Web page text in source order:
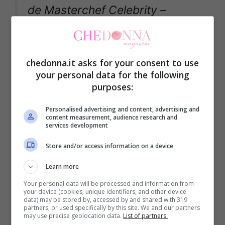
de Masterchef Celebrity –
https://t.co/pXJPyaxKVk
pic.twitter.com/7Q8UQUMMbt
— Misiones Para Todos
(@misionesptodos)January 19,
2021
Claudia Villafane vince
Masterchef Argentina, il
fortissimo rapporto con
chedonna.it asks for your consent to use
your personal data for the following
purposes:
Personalised advertising and content, advertising and
content measurement, audience research and
services development
Store and/or access information on a device
Learn more
Your personal data will be processed and information from
your device (cookies, unique identifiers, and other device
data) may be stored by, accessed by and shared with 319
partners, or used specifically by this site. We and our partners
may use precise geolocation data. List of partners.